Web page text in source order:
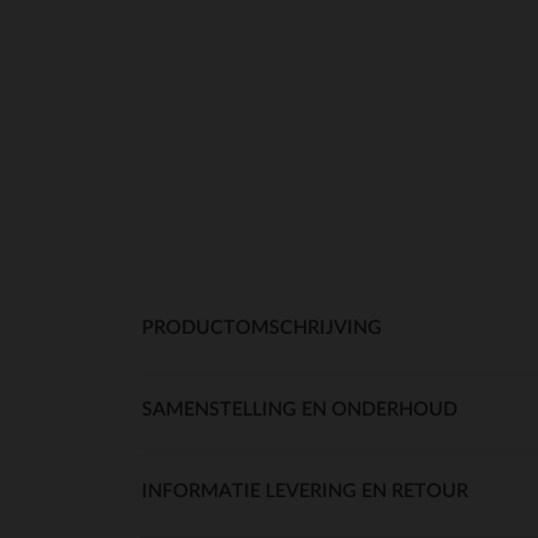
PRODUCTOMSCHRIJVING
SAMENSTELLING EN ONDERHOUD
INFORMATIE LEVERING EN RETOUR